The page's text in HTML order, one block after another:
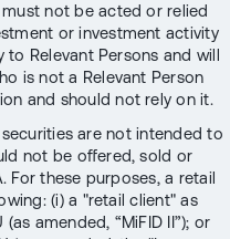
not be acted or relied
or investment activity
Relevant Persons and will
is not a Relevant Person
and should not rely on it.
are not intended to
not be offered, sold or
For these purposes, a retail
(i) a "retail client" as
amended, “MiFID II”); or